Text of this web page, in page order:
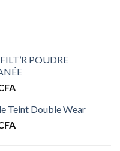
POUDRE
Plage
prix :
28.000 CFA
Teint Double Wear
Plage